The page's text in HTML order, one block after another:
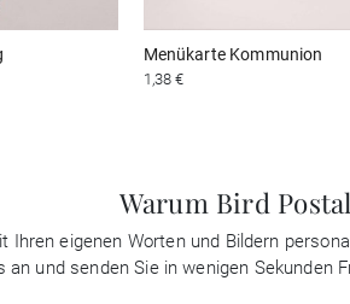
Menükarte Kommunion
1,38 €
Warum Bird
eigenen Worten und Bildern
an und senden Sie in wenigen